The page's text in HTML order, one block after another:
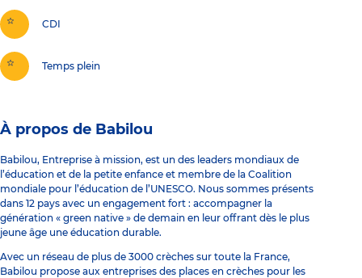
CDI
Temps plein
À propos de Babilou
Babilou, Entreprise à mission, est un des leaders mondiaux de
l’éducation et de la petite enfance et membre de la Coalition
mondiale pour l’éducation de l’UNESCO. Nous sommes présents
dans 12 pays avec un engagement fort : accompagner la
génération « green native » de demain en leur offrant dès le plus
jeune âge une éducation durable.
Avec un réseau de plus de 3000 crèches sur toute la France,
Babilou propose aux entreprises des places en crèches pour les